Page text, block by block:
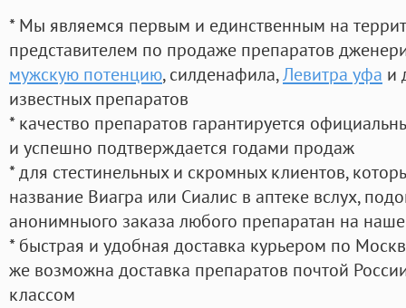
* Мы являемся первым и единственным на
представителем по продаже препаратов
мужскую потенцию, силденафила,Левитра уфа и
известных препаратов
* качество препаратов гарантируется
и успешно подтверждается годами продаж
* для стестинельных и скромных клиентов,
название Виагра или Сиалис в аптеке вслух,
анонимныого заказа любого препаратан на
* быстрая и удобная доставка курьером по
же возможна доставка препаратов почтой
классом